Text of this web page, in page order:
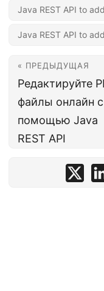
Java REST API to
Java REST API to
« ПРЕДЫДУЩАЯ
Редактируйте
файлы онлайн с
помощью Java
REST API